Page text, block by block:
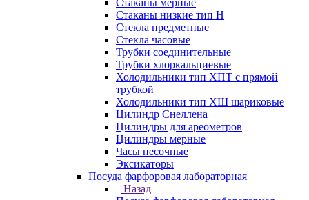
Стаканы мерные
Стаканы низкие тип Н
Стекла предметные
Стекла часовые
Трубки соединительные
Трубки хлоркальциевые
Холодильники тип ХПТ с прямой
трубкой
Холодильники тип ХШ шариковые
Цилиндр Снеллена
Цилиндры для ареометров
Цилиндры мерные
Часы песочные
Эксикаторы
Посуда фарфоровая лабораторная
Назад